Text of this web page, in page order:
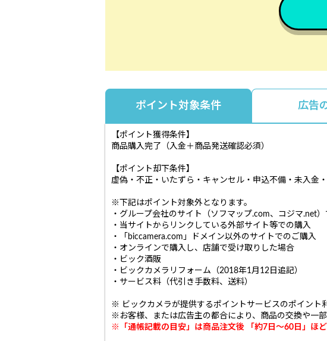
ポイント対象条件 広告
【ポイント獲得条件】
商品購入完了（入金＋商品発送確認必須）
【ポイント却下条件】
虚偽・不正・いたずら・キャンセル・申込不備・未入金
※下記はポイント対象外となります。
・グループ会社のサイト（ソフマップ.com、コジマ.net
・当サイトからリンクしている外部サイト等での購入
・「biccamera.com」ドメイン以外のサイトでのご購入
・オンラインで購入し、店舗で受け取りした場合
・ビック酒販
・ビックカメラリフォーム（2018年1月12日追記）
・サービス料（代引き手数料、送料）
※ ビックカメラが提供するポイントサービスのポイント
※お客様、または広告主の都合により、商品の交換や一
※「通帳記載の目安」は商品注文後 「約7日～60日」ほ